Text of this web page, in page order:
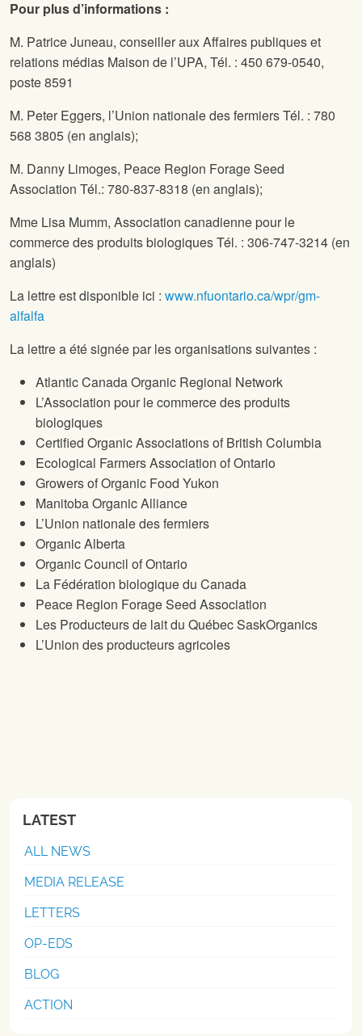
Pour plus d’informations :
M. Patrice Juneau, conseiller aux Affaires publiques et
relations médias Maison de l’UPA, Tél. : 450 679-0540,
poste 8591
M. Peter Eggers, l’Union nationale des fermiers Tél. : 780
568 3805 (en anglais);
M. Danny Limoges, Peace Region Forage Seed
Association Tél.: 780-837-8318 (en anglais);
Mme Lisa Mumm, Association canadienne pour le
commerce des produits biologiques Tél. : 306-747-3214 (en
anglais)
La lettre est disponible ici : www.nfuontario.ca/wpr/gm-
alfalfa
La lettre a été signée par les organisations suivantes :
Atlantic Canada Organic Regional Network
L’Association pour le commerce des produits
biologiques
Certified Organic Associations of British Columbia
Ecological Farmers Association of Ontario
Growers of Organic Food Yukon
Manitoba Organic Alliance
L’Union nationale des fermiers
Organic Alberta
Organic Council of Ontario
La Fédération biologique du Canada
Peace Region Forage Seed Association
Les Producteurs de lait du Québec SaskOrganics
L’Union des producteurs agricoles
LATEST
ALL NEWS
MEDIA RELEASE
LETTERS
OP-EDS
BLOG
ACTION